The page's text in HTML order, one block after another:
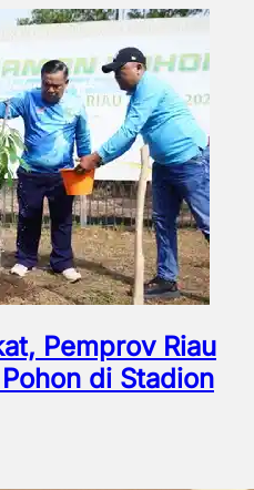
Pemprov Riau
di Stadion